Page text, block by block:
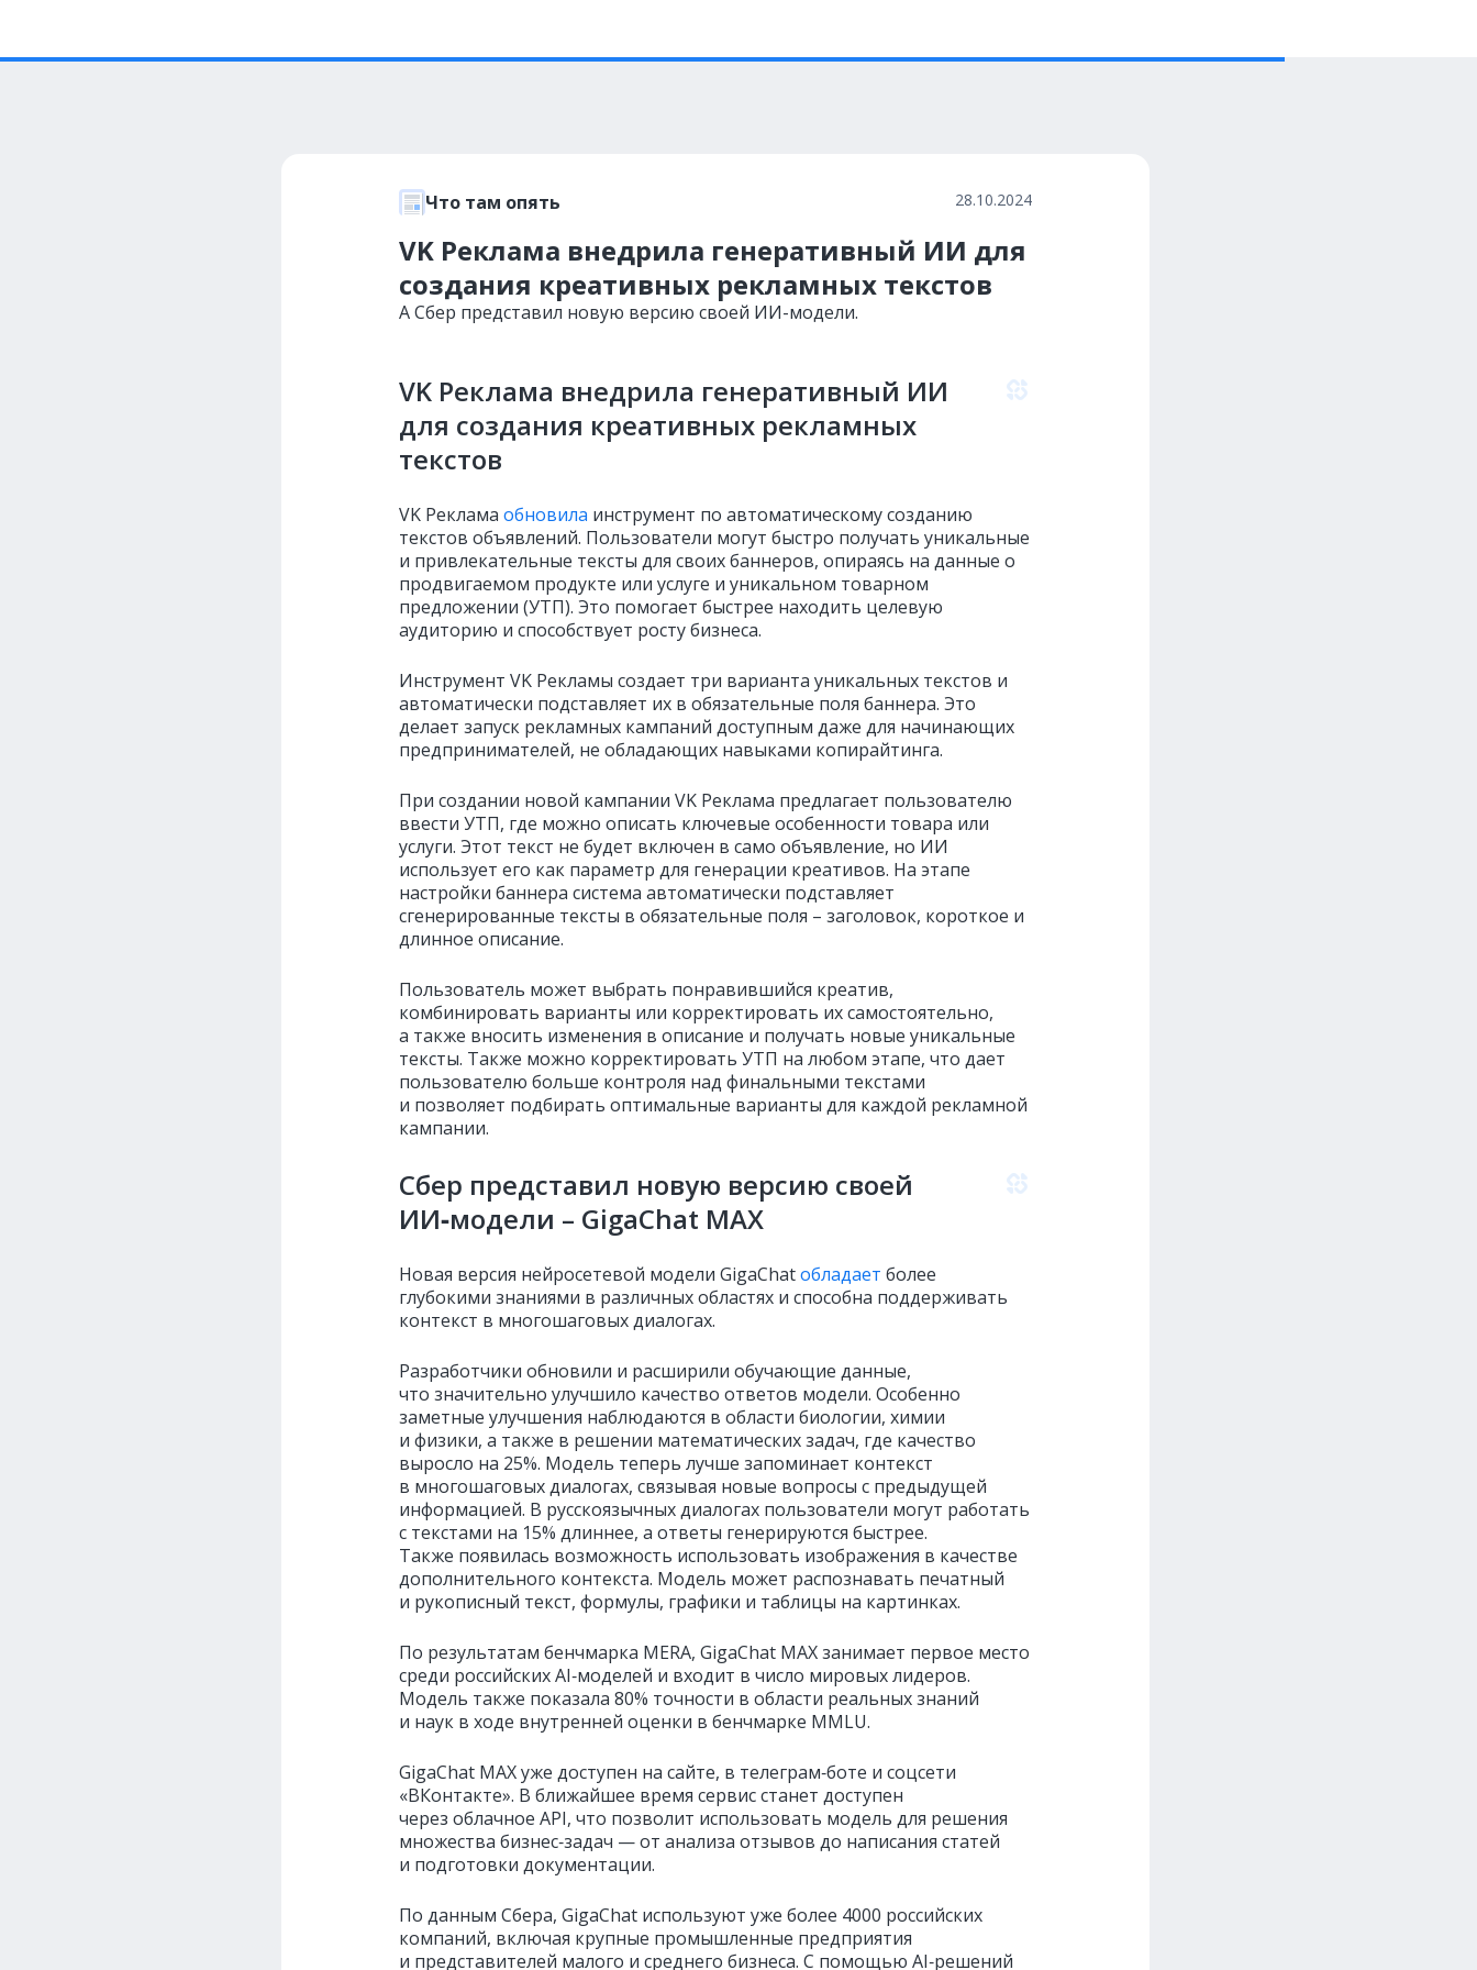
Что там опять 28.10.2024
VK Реклама внедрила генеративный ИИ для
создания креативных рекламных текстов
А Сбер представил новую версию своей ИИ-модели.
VK Реклама внедрила генеративный ИИ
для создания креативных рекламных
текстов
VK Реклама обновила инструмент по автоматическому созданию
текстов объявлений. Пользователи могут быстро получать уникальные
и привлекательные тексты для своих баннеров, опираясь на данные о
продвигаемом продукте или услуге и уникальном товарном
предложении (УТП). Это помогает быстрее находить целевую
аудиторию и способствует росту бизнеса.
Инструмент VK Рекламы создает три варианта уникальных текстов и
автоматически подставляет их в обязательные поля баннера. Это
делает запуск рекламных кампаний доступным даже для начинающих
предпринимателей, не обладающих навыками копирайтинга.
При создании новой кампании VK Реклама предлагает пользователю
ввести УТП, где можно описать ключевые особенности товара или
услуги. Этот текст не будет включен в само объявление, но ИИ
использует его как параметр для генерации креативов. На этапе
настройки баннера система автоматически подставляет
сгенерированные тексты в обязательные поля – заголовок, короткое и
длинное описание.
Пользователь может выбрать понравившийся креатив,
комбинировать варианты или корректировать их самостоятельно,
а также вносить изменения в описание и получать новые уникальные
тексты. Также можно корректировать УТП на любом этапе, что дает
пользователю больше контроля над финальными текстами
и позволяет подбирать оптимальные варианты для каждой рекламной
кампании.
Сбер представил новую версию своей
ИИ‑модели – GigaChat MAX
Новая версия нейросетевой модели GigaChatобладает более
глубокими знаниями в различных областях и способна поддерживать
контекст в многошаговых диалогах.
Разработчики обновили и расширили обучающие данные,
что значительно улучшило качество ответов модели. Особенно
заметные улучшения наблюдаются в области биологии, химии
и физики, а также в решении математических задач, где качество
выросло на 25%. Модель теперь лучше запоминает контекст
в многошаговых диалогах, связывая новые вопросы с предыдущей
информацией. В русскоязычных диалогах пользователи могут работать
с текстами на 15% длиннее, а ответы генерируются быстрее.
Также появилась возможность использовать изображения в качестве
дополнительного контекста. Модель может распознавать печатный
и рукописный текст, формулы, графики и таблицы на картинках.
По результатам бенчмарка MERA, GigaChat MAX занимает первое место
среди российских AI‑моделей и входит в число мировых лидеров.
Модель также показала 80% точности в области реальных знаний
и наук в ходе внутренней оценки в бенчмарке MMLU.
GigaChat MAX уже доступен на сайте, в телеграм‑боте и соцсети
«ВКонтакте». В ближайшее время сервис станет доступен
через облачное API, что позволит использовать модель для решения
множества бизнес‑задач — от анализа отзывов до написания статей
и подготовки документации.
По данным Сбера, GigaChat используют уже более 4000 российских
компаний, включая крупные промышленные предприятия
и представителей малого и среднего бизнеса. С помощью AI‑решений